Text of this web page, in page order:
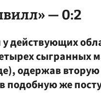
— 0:2
действующих
сыгранных
одержав
подобную же